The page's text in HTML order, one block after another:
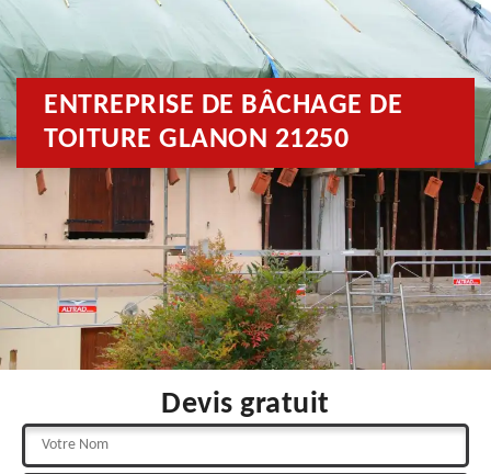
ENTREPRISE DE BÂCHAGE DE
TOITURE GLANON 21250
Devis gratuit